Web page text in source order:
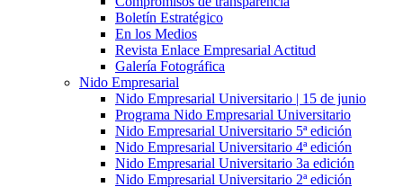
Boletín Estratégico
En los Medios
Revista Enlace Empresarial Actitud
Galería Fotográfica
Nido Empresarial
Nido Empresarial Universitario | 15 de junio
Programa Nido Empresarial Universitario
Nido Empresarial Universitario 5ª edición
Nido Empresarial Universitario 4ª edición
Nido Empresarial Universitario 3a edición
Nido Empresarial Universitario 2ª edición